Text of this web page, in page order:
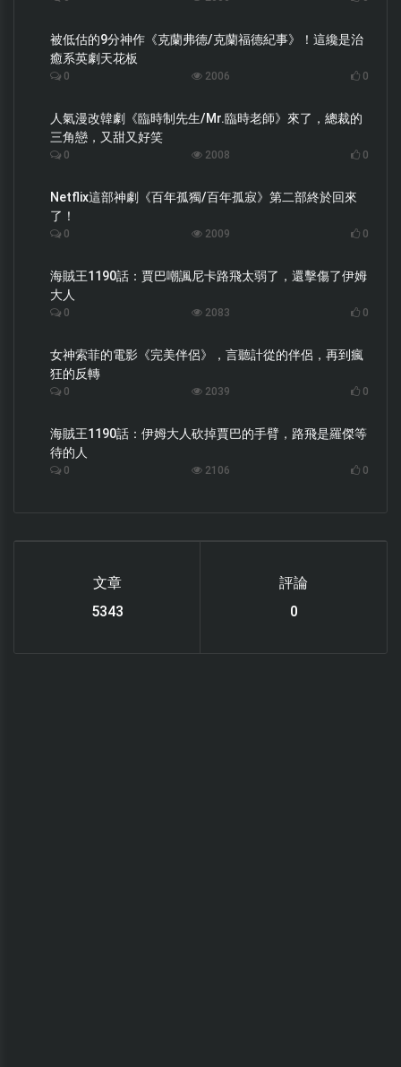
被低估的9分神作《克蘭弗德/克蘭福德紀事》！這纔是治
癒系英劇天花板
0 2006 0
人氣漫改韓劇《臨時制先生/Mr.臨時老師》來了，總裁的
三角戀，又甜又好笑
0 2008 0
Netflix這部神劇《百年孤獨/百年孤寂》第二部終於回來
了！
0 2009 0
海賊王1190話：賈巴嘲諷尼卡路飛太弱了，還擊傷了伊姆
大人
0 2083 0
女神索菲的電影《完美伴侶》，言聽計從的伴侶，再到瘋
狂的反轉
0 2039 0
海賊王1190話：伊姆大人砍掉賈巴的手臂，路飛是羅傑等
待的人
0 2106 0
文章
6119
評論
0